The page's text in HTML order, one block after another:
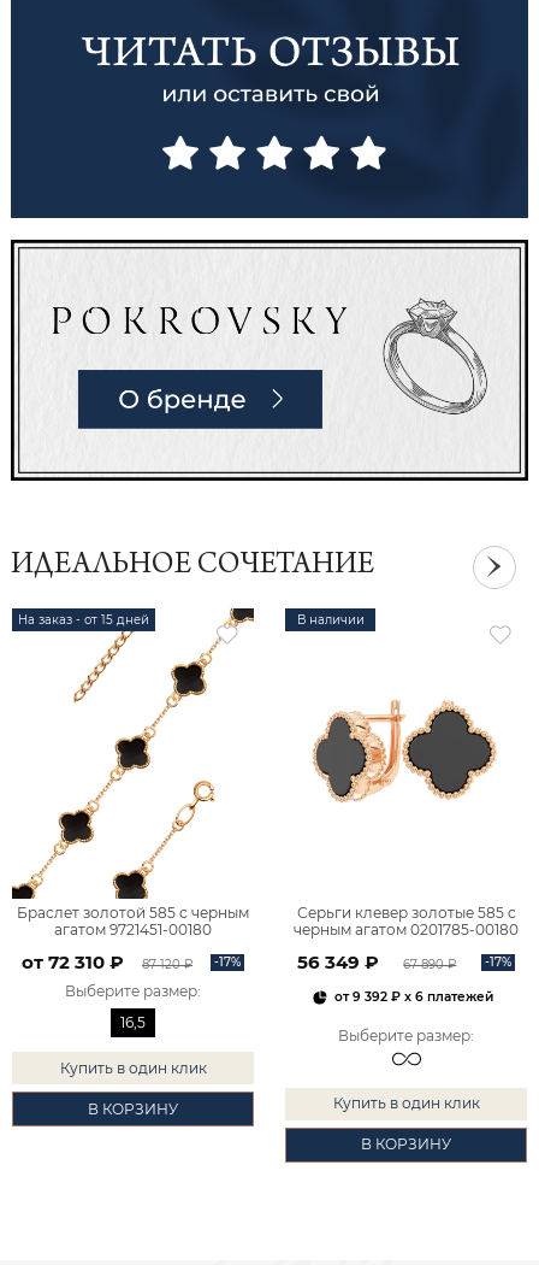
ИДЕАЛЬНОЕ СОЧЕТАНИЕ
На заказ - от 15 дней
Браслет золотой 585 с черным
агатом 9721451-00180
от 72 310 ₽ 87 120 ₽ -17%
Выберите размер:
16,5
Купить в один клик
В КОРЗИНУ
В наличии
Серьги клевер золотые 585 с
черным агатом 0201785-00180
56 349 ₽ 67 890 ₽ -17%
от9 392 ₽x 6 платежей
Выберите размер:
Купить в один клик
В КОРЗИНУ